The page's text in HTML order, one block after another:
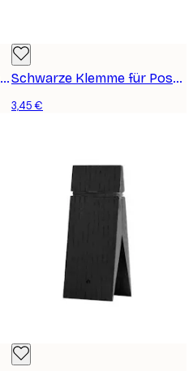
Goldene Klemme für Poster, klein Schwarze Klemme für Poster, klein
3,45 €